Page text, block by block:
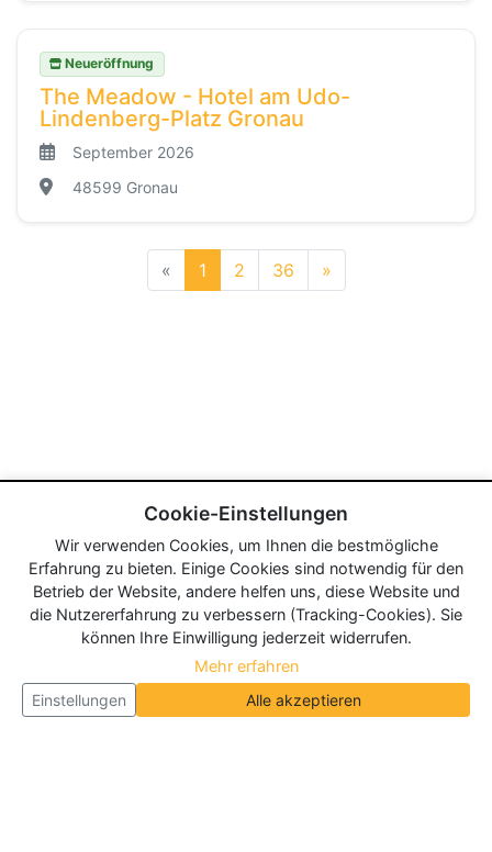
Neueröffnung
The Meadow - Hotel am Udo-
Lindenberg-Platz Gronau
September 2026
48599 Gronau
« 1 2 36 »
Cookie-Einstellungen
Wir verwenden Cookies, um Ihnen die bestmögliche
Erfahrung zu bieten. Einige Cookies sind notwendig für den
Betrieb der Website, andere helfen uns, diese Website und
die Nutzererfahrung zu verbessern (Tracking-Cookies). Sie
können Ihre Einwilligung jederzeit widerrufen.
Mehr erfahren
Einstellungen
Alle akzeptieren